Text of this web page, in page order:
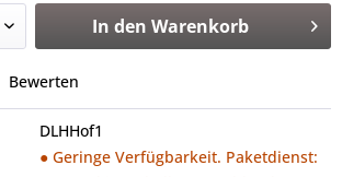
In den Warenkorb
Bewerten
DLHHof1
● Geringe Verfügbarkeit. Paketdienst: